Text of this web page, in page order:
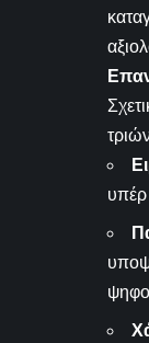
υπέρ